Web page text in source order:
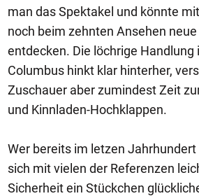
man das Spektakel und könnte
noch beim zehnten Ansehen
entdecken. Die löchrige Handlung
Columbus hinkt klar hinterher,
Zuschauer aber zumindest Zeit
und Kinnladen-Hochklappen.
Wer bereits im letzen
sich mit vielen der Referenzen
Sicherheit ein Stückchen